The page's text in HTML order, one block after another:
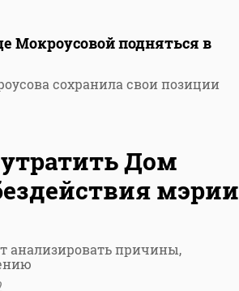
Мокроусовой подняться в
сохранила свои позиции
Дом
мэрии
анализировать причины,